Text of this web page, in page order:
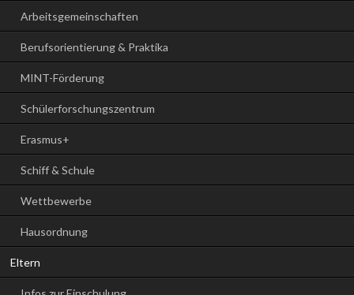
Arbeitsgemeinschaften
Berufsorientierung & Praktika
MINT-Förderung
Schülerforschungszentrum
Erasmus+
Schiff & Schule
Wettbewerbe
Hausordnung
Eltern